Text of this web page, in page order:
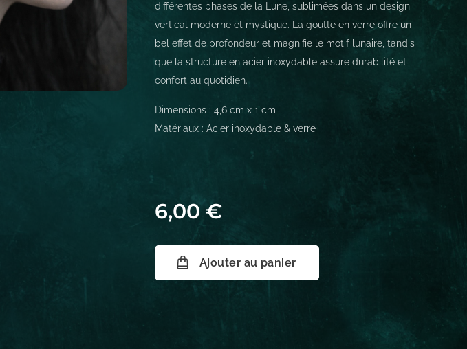
différentes phases de la Lune, sublimées dans un design
vertical moderne et mystique. La goutte en verre offre un
bel effet de profondeur et magnifie le motif lunaire, tandis
que la structure en acier inoxydable assure durabilité et
confort au quotidien.
Dimensions : 4,6 cm x 1 cm
Matériaux : Acier inoxydable & verre
6,00€
Ajouter au panier